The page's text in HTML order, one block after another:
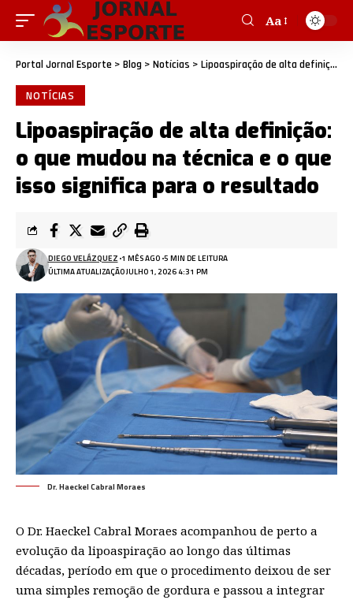
Aa
Portal Jornal Esporte > Blog > Notícias > Lipoaspiração de alta definição: o que mudou na técnica e o que isso significa para o resultado
NOTÍCIAS
Lipoaspiração de alta definição:
o que mudou na técnica e o que
isso significa para o resultado
ÚLTIMA ATUALIZAÇÃO JULHO 1, 2026 4:31 PM
DIEGO VELÁZQUEZ 1 MÊS AGO 5 MIN DE LEITURA
Dr. Haeckel Cabral Moraes
O Dr. Haeckel Cabral Moraes acompanhou de perto a
evolução da lipoaspiração ao longo das últimas
décadas, período em que o procedimento deixou de ser
uma simples remoção de gordura e passou a integrar